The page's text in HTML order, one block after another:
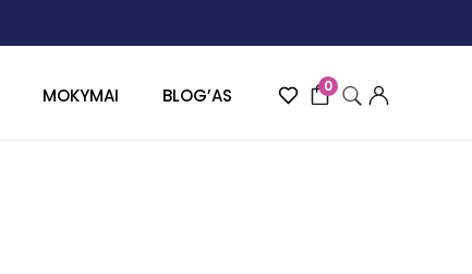
MOKYMAI BLOG’AS 0